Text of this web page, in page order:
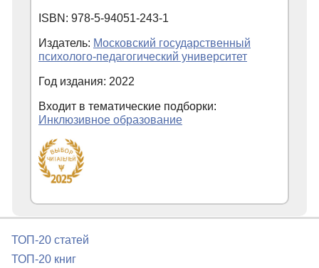
ISBN: 978-5-94051-243-1
Издатель: Московский государственный
психолого-педагогический университет
Год издания: 2022
Входит в тематические подборки:
Инклюзивное образование
ТОП-20 статей
ТОП-20 книг